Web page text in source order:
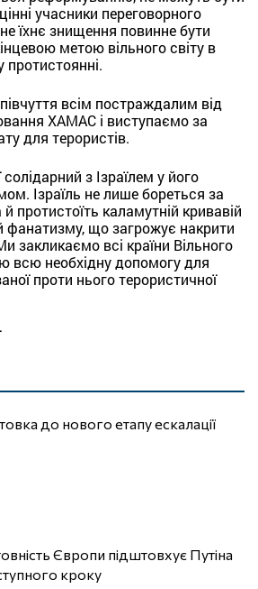
учасники переговорного
їхнє знищення повинне бути
метою вільного світу в
всім постраждалим від
ХАМАС і виступаємо за
для терористів.
з Ізраїлем у його
Ізраїль не лише бореться за
протистоїть каламутній кривавій
фанатизму, що загрожує накрити
закликаємо всі країни Вільного
всю необхідну допомогу для
проти нього терористичної
до нового етапу ескалації
кроку